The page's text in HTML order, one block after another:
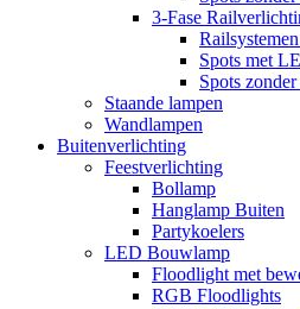
3-Fase
Spots met
Spots
Staande lampen
Wandlampen
Buitenverlichting
Feestverlichting
Bollamp
Hanglamp Buiten
Partykoelers
LED Bouwlamp
Floodlight met
RGB Floodlights